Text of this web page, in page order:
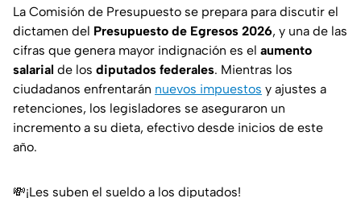
La Comisión de Presupuesto se prepara para discutir el
dictamen del Presupuesto de Egresos 2026, y una de las
cifras que genera mayor indignación es el aumento
salarial de los diputados federales. Mientras los
ciudadanos enfrentarán nuevos impuestos y ajustes a
retenciones, los legisladores se aseguraron un
incremento a su dieta, efectivo desde inicios de este
año.
💸¡Les suben el sueldo a los diputados!